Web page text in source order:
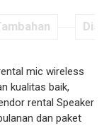
mic wireless
kualitas baik,
rental Speaker
dan paket